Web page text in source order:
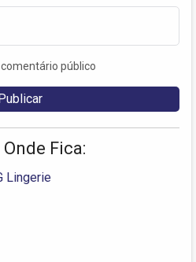
público
Fica:
Lingerie